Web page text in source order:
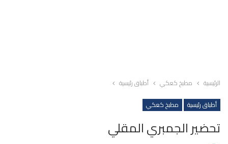
الرئيسية مطبخ كعكي
أطباق رئيسية
أطباق رئيسية
مطبخ كعكي
تحضير الجمبري المقلي